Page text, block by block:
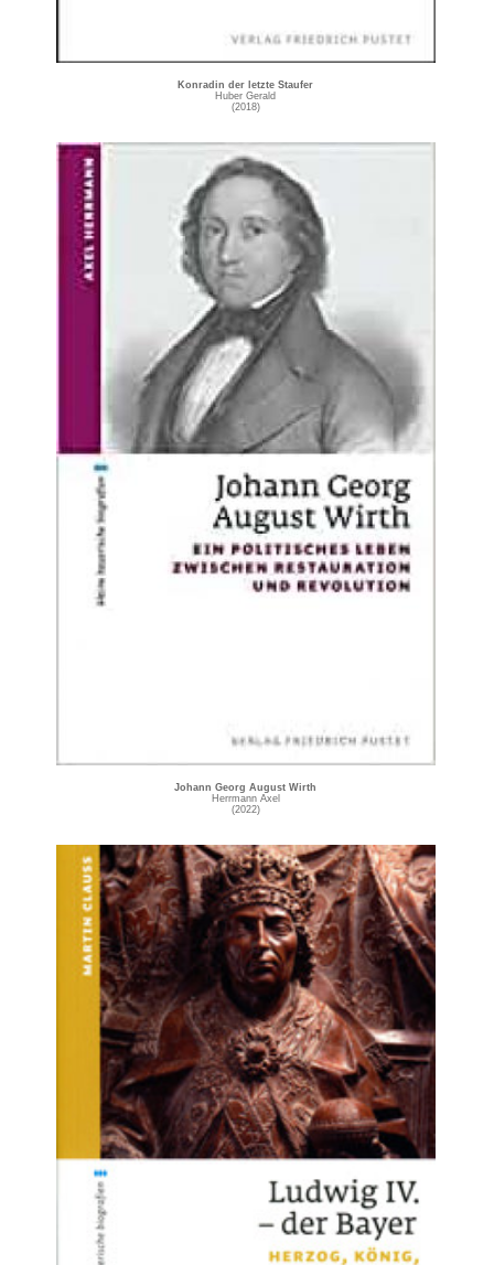
Konradin der letzte Staufer
Huber Gerald
(2018)
Johann Georg August Wirth
Herrmann Axel
(2022)